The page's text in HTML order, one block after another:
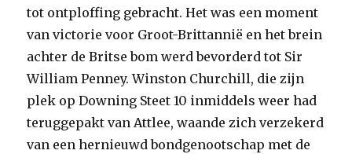
tot ontploffing gebracht. Het was een moment
van victorie voor Groot-Brittannië en het brein
achter de Britse bom werd bevorderd tot Sir
William Penney. Winston Churchill, die zijn
plek op Downing Steet 10 inmiddels weer had
teruggepakt van Attlee, waande zich verzekerd
van een hernieuwd bondgenootschap met de